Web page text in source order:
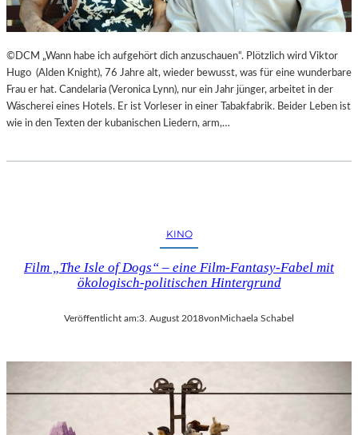
©DCM „Wann habe ich aufgehört dich anzuschauen“. Plötzlich wird Viktor
Hugo (Alden Knight), 76 Jahre alt, wieder bewusst, was für eine wunderbare
Frau er hat. Candelaria (Veronica Lynn), nur ein Jahr jünger, arbeitet in der
Wäscherei eines Hotels. Er ist Vorleser in einer Tabakfabrik. Beider Leben ist
wie in den Texten der kubanischen Liedern, arm,…
KINO
Film „The Isle of Dogs“ – eine Film-Fantasy-Fabel mit
ökologisch-politischen Hintergrund
Veröffentlicht am:3. August 2018vonMichaela Schabel